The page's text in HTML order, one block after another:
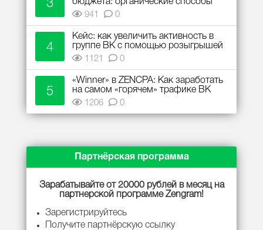
3
бюджета: органические способы
941
0
4
Кейс: как увеличить активность в
группе ВК с помощью розыгрышей
1121
0
5
«Winner» в ZENCPA: Как заработать
на самом «горячем» трафике ВК
1206
0
Партнёрская программа
Зарабатывайте от 20000 рублей в месяц на
партнерской программе Zengram!
Зарегистрируйтесь
Получите партнёрскую ссылку